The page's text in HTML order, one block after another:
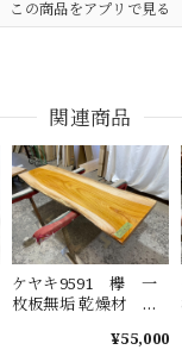
この商品をアプリで見る
関連商品
ケヤキ9591 欅 一
枚板無垢 乾燥材
550x50mm ローテー
¥55,000